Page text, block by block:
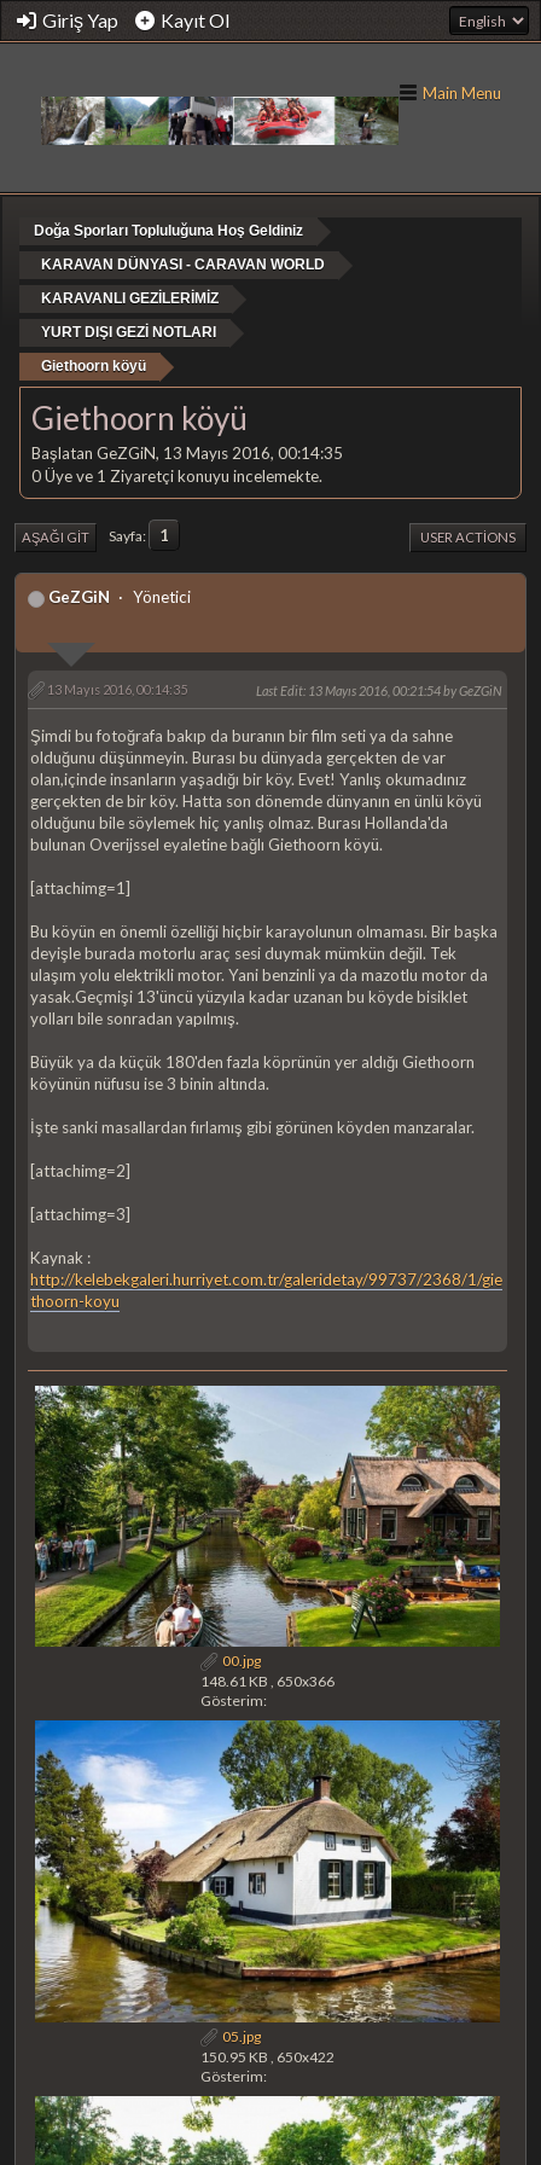
Giriş Yap Kayıt Ol
Main Menu
Doğa Sporları Topluluğuna Hoş Geldiniz
KARAVAN DÜNYASI - CARAVAN WORLD
KARAVANLI GEZİLERİMİZ
YURT DIŞI GEZİ NOTLARI
Giethoorn köyü
Giethoorn köyü
Başlatan GeZGiN, 13 Mayıs 2016, 00:14:35
0 Üye ve 1 Ziyaretçi konuyu incelemekte.
AŞAĞI GIT Sayfa 1 USER ACTIONS
GeZGiN Yönetici
13 Mayıs 2016, 00:14:35 Last Edit: 13 Mayıs 2016, 00:21:54 by GeZGiN
Şimdi bu fotoğrafa bakıp da buranın bir film seti ya da sahne
olduğunu düşünmeyin. Burası bu dünyada gerçekten de var
olan,içinde insanların yaşadığı bir köy. Evet! Yanlış okumadınız
gerçekten de bir köy. Hatta son dönemde dünyanın en ünlü köyü
olduğunu bile söylemek hiç yanlış olmaz. Burası Hollanda'da
bulunan Overijssel eyaletine bağlı Giethoorn köyü.
[attachimg=1]
Bu köyün en önemli özelliği hiçbir karayolunun olmaması. Bir başka
deyişle burada motorlu araç sesi duymak mümkün değil. Tek
ulaşım yolu elektrikli motor. Yani benzinli ya da mazotlu motor da
yasak.Geçmişi 13'üncü yüzyıla kadar uzanan bu köyde bisiklet
yolları bile sonradan yapılmış.
Büyük ya da küçük 180'den fazla köprünün yer aldığı Giethoorn
köyünün nüfusu ise 3 binin altında.
İşte sanki masallardan fırlamış gibi görünen köyden manzaralar.
[attachimg=2]
[attachimg=3]
Kaynak :
http://kelebekgaleri.hurriyet.com.tr/galeridetay/99737/2368/1/gie
thoorn-koyu
00.jpg
148.61 KB , 650x366
Gösterim:
05.jpg
150.95 KB , 650x422
Gösterim: